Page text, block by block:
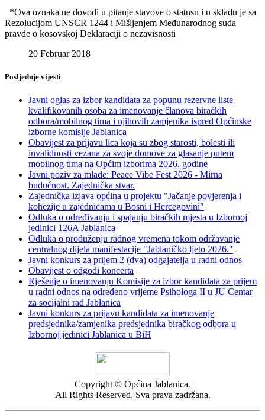
*Ova oznaka ne dovodi u pitanje stavove o statusu i u skladu je sa
Rezolucijom UNSCR 1244 i Mišljenjem Međunarodnog suda
pravde o kosovskoj Deklaraciji o nezavisnosti
20 Februar 2018
Posljednje vijesti
Javni oglas za izbor kandidata za popunu rezervne liste
kvalifikovanih osoba za imenovanje članova biračkih
odbora/mobilnog tima i njihovih zamjenika ispred Općinske
izborne komisije Jablanica
Obavijest za prijavu lica koja su zbog starosti, bolesti ili
invalidnosti vezana za svoje domove za glasanje putem
mobilnog tima na Općim izborima 2026. godine
Javni poziv za mlade: Peace Vibe Fest 2026 - Mirna
budućnost. Zajednička stvar.
Zajednička izjava općina u projektu "Jačanje povjerenja i
kohezije u zajednicama u Bosni i Hercegovini"
Odluka o određivanju i spajanju biračkih mjesta u Izbornoj
jedinici 126A Jablanica
Odluka o produženju radnog vremena tokom održavanje
centralnog dijela manifestacije "Jablaničko ljeto 2026."
Javni konkurs za prijem 2 (dva) odgajatelja u radni odnos
Obavijest o odgodi koncerta
Rješenje o imenovanju Komisije za izbor kandidata za prijem
u radni odnos na određeno vrijeme Psihologa II u JU Centar
za socijalni rad Jablanica
Javni konkurs za prijavu kandidata za imenovanje
predsjednika/zamjenika predsjednika biračkog odbora u
Izbornoj jedinici Jablanica u BiH
Copyright © Općina Jablanica.
All Rights Reserved. Sva prava zadržana.